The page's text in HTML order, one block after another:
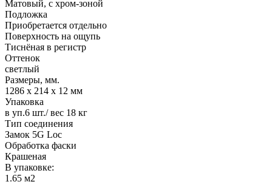
Матовый, с хром-зоной
Подложка
Приобретается отдельно
Поверхность на ощупь
Тиснёная в регистр
Оттенок
светлый
Размеры, мм.
1286 x 214 x 12 мм
Упаковка
в уп.6 шт./ вес 18 кг
Тип соединения
Замок 5G Loc
Обработка фаски
Крашеная
В упаковке:
1.65 м2